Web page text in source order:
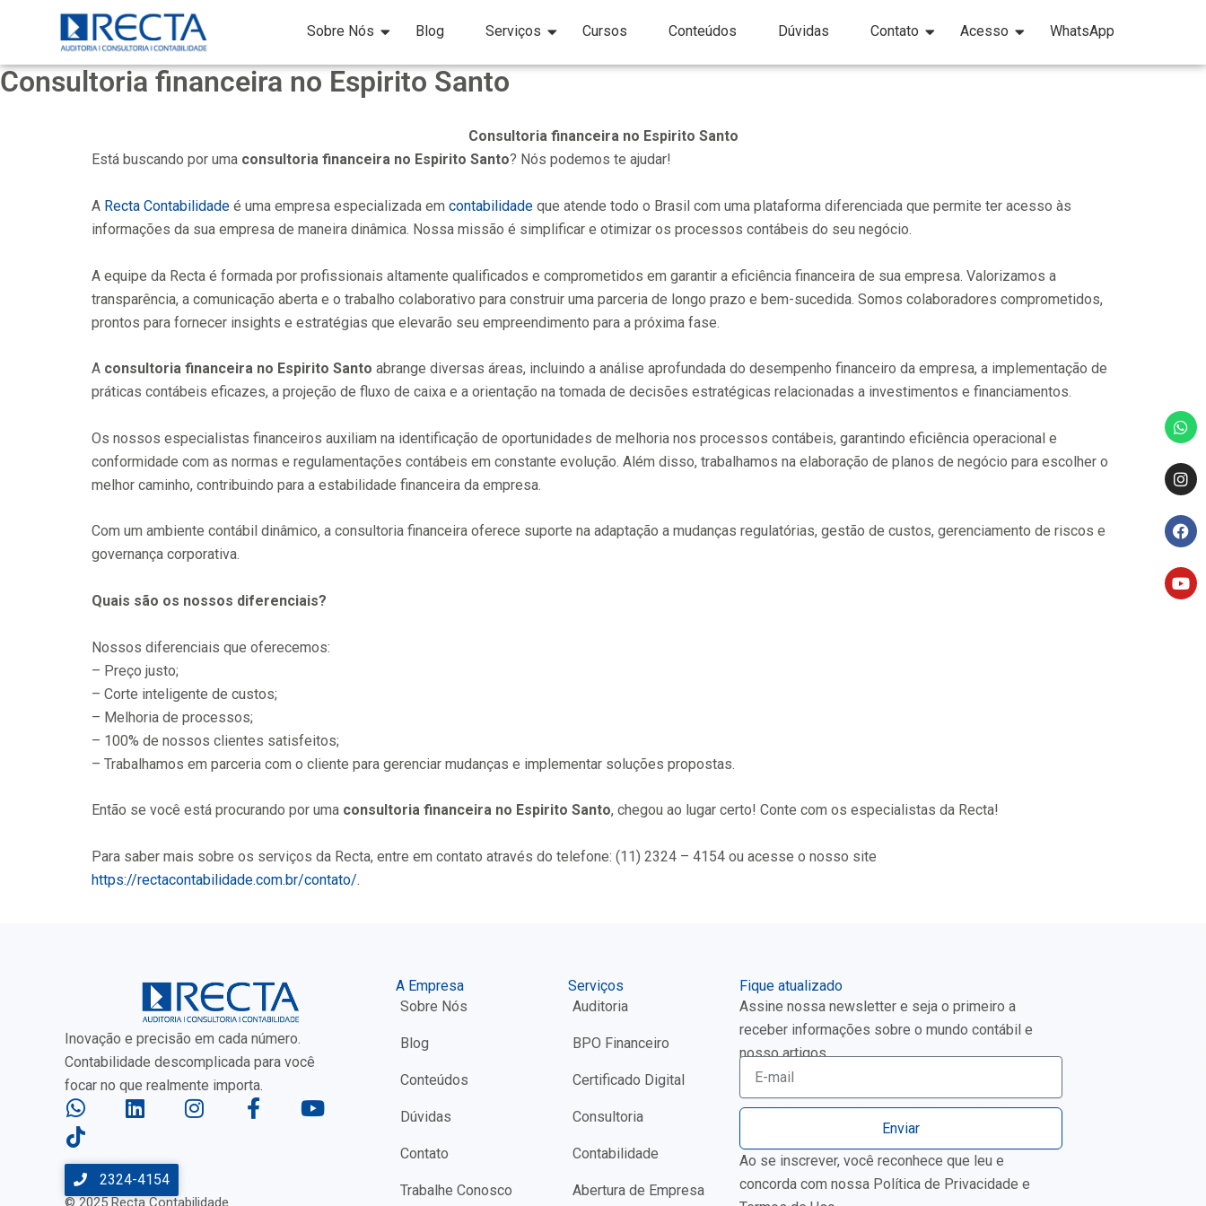
conteúdo
Sobre Nós Blog Serviços Cursos Conteúdos Dúvidas Contato Acesso WhatsApp
Consultoria financeira no Espirito Santo
Consultoria financeira no Espirito Santo
Está buscando por uma consultoria financeira no Espirito Santo? Nós podemos te ajudar!
A Recta Contabilidade é uma empresa especializada em contabilidade que atende todo o Brasil com uma plataforma diferenciada que permite ter acesso às
informações da sua empresa de maneira dinâmica. Nossa missão é simplificar e otimizar os processos contábeis do seu negócio.
A equipe da Recta é formada por profissionais altamente qualificados e comprometidos em garantir a eficiência financeira de sua empresa. Valorizamos a
transparência, a comunicação aberta e o trabalho colaborativo para construir uma parceria de longo prazo e bem-sucedida. Somos colaboradores comprometidos,
prontos para fornecer insights e estratégias que elevarão seu empreendimento para a próxima fase.
A consultoria financeira no Espirito Santo abrange diversas áreas, incluindo a análise aprofundada do desempenho financeiro da empresa, a implementação de
práticas contábeis eficazes, a projeção de fluxo de caixa e a orientação na tomada de decisões estratégicas relacionadas a investimentos e financiamentos.
Os nossos especialistas financeiros auxiliam na identificação de oportunidades de melhoria nos processos contábeis, garantindo eficiência operacional e
conformidade com as normas e regulamentações contábeis em constante evolução. Além disso, trabalhamos na elaboração de planos de negócio para escolher o
melhor caminho, contribuindo para a estabilidade financeira da empresa.
Com um ambiente contábil dinâmico, a consultoria financeira oferece suporte na adaptação a mudanças regulatórias, gestão de custos, gerenciamento de riscos e
governança corporativa.
Quais são os nossos diferenciais?
Nossos diferenciais que oferecemos:
– Preço justo;
– Corte inteligente de custos;
– Melhoria de processos;
– 100% de nossos clientes satisfeitos;
– Trabalhamos em parceria com o cliente para gerenciar mudanças e implementar soluções propostas.
Então se você está procurando por uma consultoria financeira no Espirito Santo, chegou ao lugar certo! Conte com os especialistas da Recta!
Para saber mais sobre os serviços da Recta, entre em contato através do telefone: (11) 2324 – 4154 ou acesse o nosso site
https://rectacontabilidade.com.br/contato/.
Inovação e precisão em cada número.
Contabilidade descomplicada para você
focar no que realmente importa.
W
h
a
t
s
L
i
k
e
I
n
F
a
Y
o
T
i
k
t
o
2324-4154
A Empresa
Sobre Nós
Blog
Conteúdos
Dúvidas
Contato
Trabalhe Conosco
Serviços
Auditoria
BPO Financeiro
Certificado Digital
Consultoria
Contabilidade
Abertura de Empresa
Fique atualizado
Assine nossa newsletter e seja o primeiro a
receber informações sobre o mundo contábil e
nosso artigos.
E-
mail
Enviar
Ao se inscrever, você reconhece que leu e
concorda com nossa Política de Privacidade e